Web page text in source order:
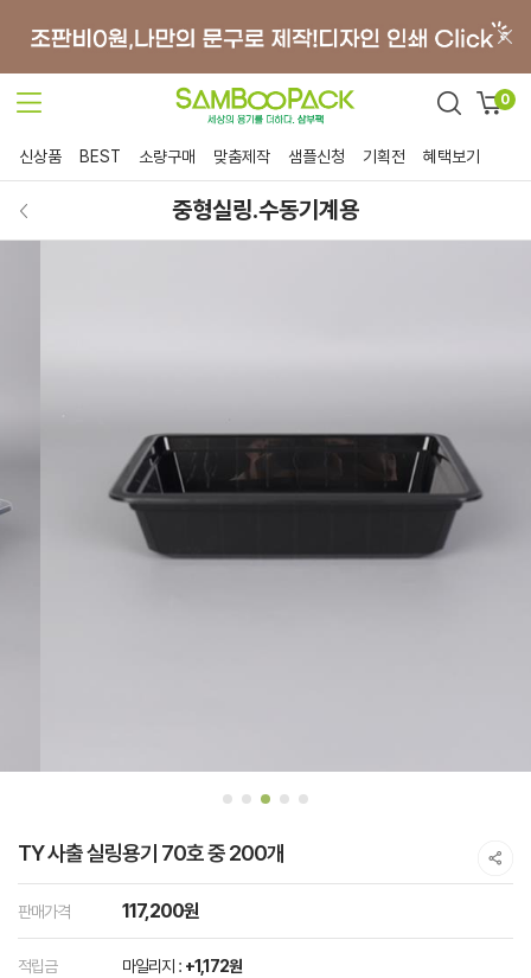
0
신상품 BEST 소량구매 맞춤제작 샘플신청 기획전 혜택보기
중형실링.수동기계용
TY 사출 실링용기 70호 중 200개
판매가격 117,200원
적립금 마일리지 : +1,172원